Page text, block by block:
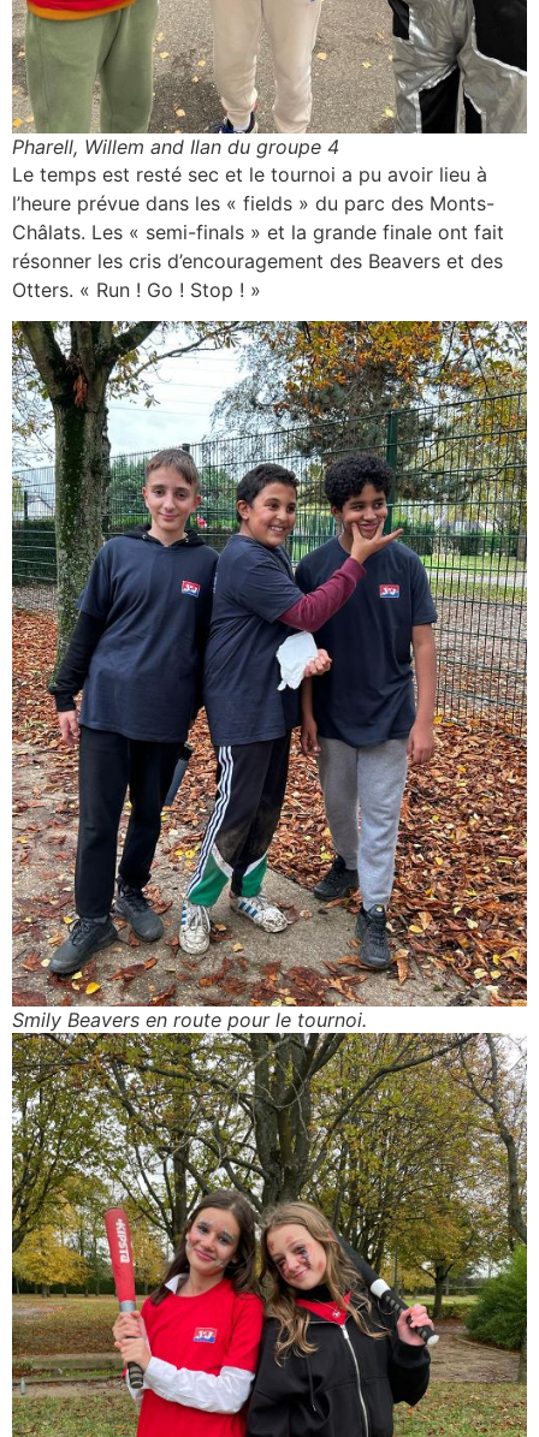
Pharell, Willem and Ilan du groupe 4
Le temps est resté sec et le tournoi a pu avoir lieu à
l’heure prévue dans les « fields » du parc des Monts-
Châlats. Les « semi-finals » et la grande finale ont fait
résonner les cris d’encouragement des Beavers et des
Otters. « Run ! Go ! Stop ! »
Smily Beavers en route pour le tournoi.